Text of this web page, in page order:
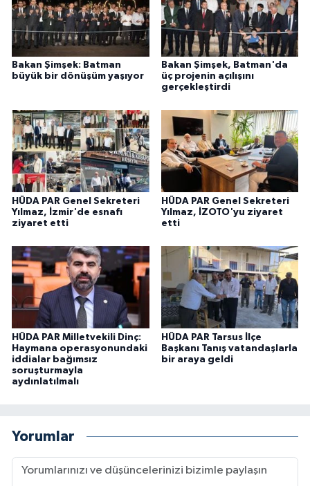
Bakan Şimşek: Batman
büyük bir dönüşüm yaşıyor
Bakan Şimşek, Batman'da
üç projenin açılışını
gerçekleştirdi
HÜDA PAR Genel Sekreteri
Yılmaz, İzmir'de esnafı
ziyaret etti
HÜDA PAR Genel Sekreteri
Yılmaz, İZOTO'yu ziyaret
etti
HÜDA PAR Milletvekili Dinç:
Haymana operasyonundaki
iddialar bağımsız
soruşturmayla
aydınlatılmalı
HÜDA PAR Tarsus İlçe
Başkanı Tanış vatandaşlarla
bir araya geldi
Yorumlar